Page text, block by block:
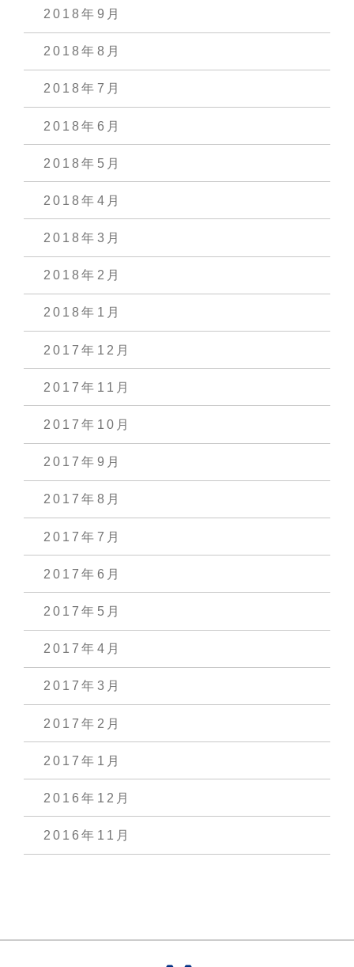
2018年9月
2018年8月
2018年7月
2018年6月
2018年5月
2018年4月
2018年3月
2018年2月
2018年1月
2017年12月
2017年11月
2017年10月
2017年9月
2017年8月
2017年7月
2017年6月
2017年5月
2017年4月
2017年3月
2017年2月
2017年1月
2016年12月
2016年11月